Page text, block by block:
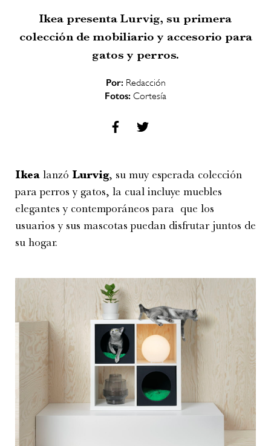
Ikea presenta Lurvig, su primera
colección de mobiliario y accesorio para
gatos y perros.
Por: Redacción
Fotos: Cortesía
Ikea lanzó Lurvig, su muy esperada colección
para perros y gatos, la cual incluye muebles
elegantes y contemporáneos para que los
usuarios y sus mascotas puedan disfrutar juntos de
su hogar.